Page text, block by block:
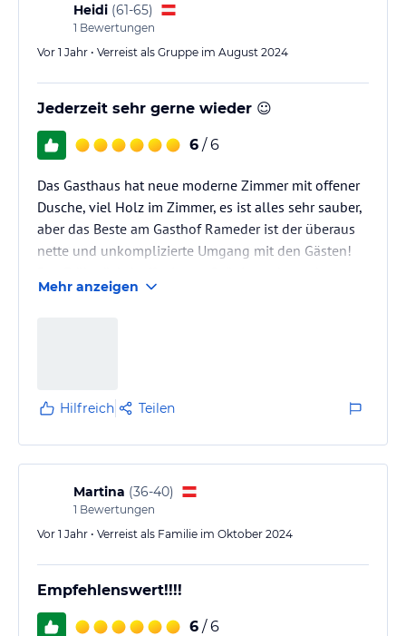
Heidi (61-65)
1 Bewertungen
Vor 1 Jahr • Verreist als Gruppe im August 2024
Jederzeit sehr gerne wieder ☺️
6 / 6
Das Gasthaus hat neue moderne Zimmer mit offener
Dusche, viel Holz im Zimmer, es ist alles sehr sauber,
aber das Beste am Gasthof Rameder ist der überaus
nette und unkomplizierte Umgang mit den Gästen!
gerne auch noch etwas extra bekommen. Wir haben
Mehr anzeigen
Hilfreich Teilen
Martina (36-40)
1 Bewertungen
Vor 1 Jahr • Verreist als Familie im Oktober 2024
Empfehlenswert!!!!
6 / 6